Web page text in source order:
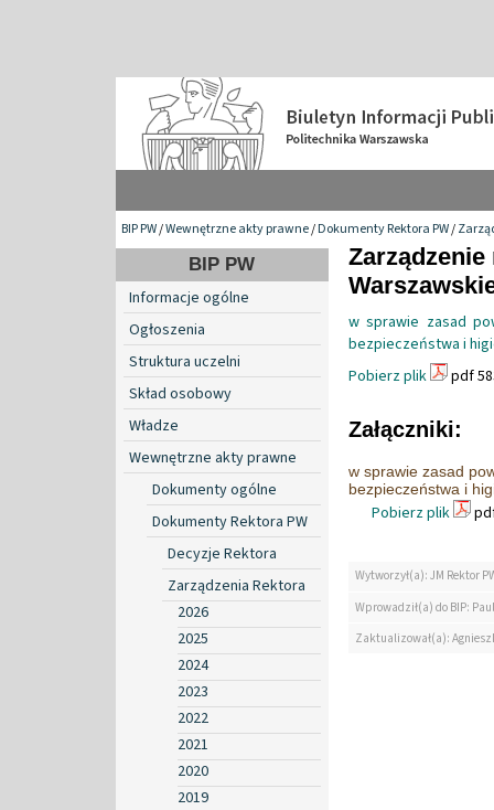
BIP PW/Wewnętrzne akty prawne/Dokumenty Rektora PW/
BIP PW
Informacje ogólne
Ogłoszenia
Struktura uczelni
Skład osobowy
Władze
Wewnętrzne akty prawne
Dokumenty ogólne
Dokumenty Rektora PW
Decyzje Rektora
Zarządzenia Rektora
2026
2025
2024
2023
2022
2021
2020
2019
w sprawie zasad
bezpieczeństwa i
Pobierz plik
pdf
Załączniki:
w sprawie zasad
bezpieczeństwa i
Pobierz plik
Wytworzył(a): JM Rektor
Wprowadził(a) do BIP:
Zaktualizował(a):